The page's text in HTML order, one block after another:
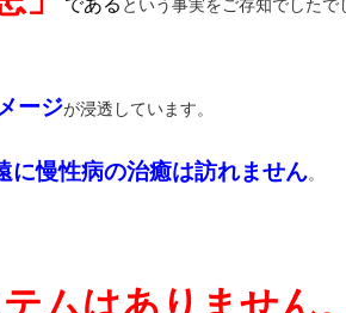
という事実をご存知でしたで
ージが浸透しています。
に慢性病の治癒は訪れません。
ムはありません